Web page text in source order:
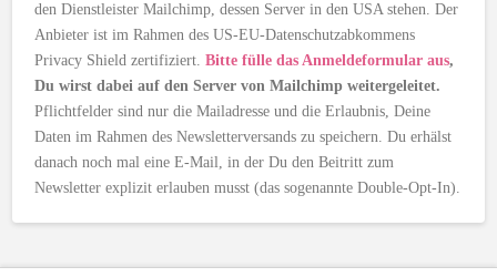
den Dienstleister Mailchimp, dessen Server in den USA stehen. Der
Anbieter ist im Rahmen des US-EU-Datenschutzabkommens
Privacy Shield zertifiziert.Bitte fülle das Anmeldeformular aus,
Du wirst dabei auf den Server von Mailchimp weitergeleitet.
Pflichtfelder sind nur die Mailadresse und die Erlaubnis, Deine
Daten im Rahmen des Newsletterversands zu speichern. Du erhälst
danach noch mal eine E-Mail, in der Du den Beitritt zum
Newsletter explizit erlauben musst (das sogenannte Double-Opt-In).